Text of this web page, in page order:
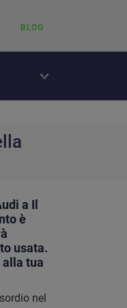
BLOG
a Il
è
usata.
tua
nel